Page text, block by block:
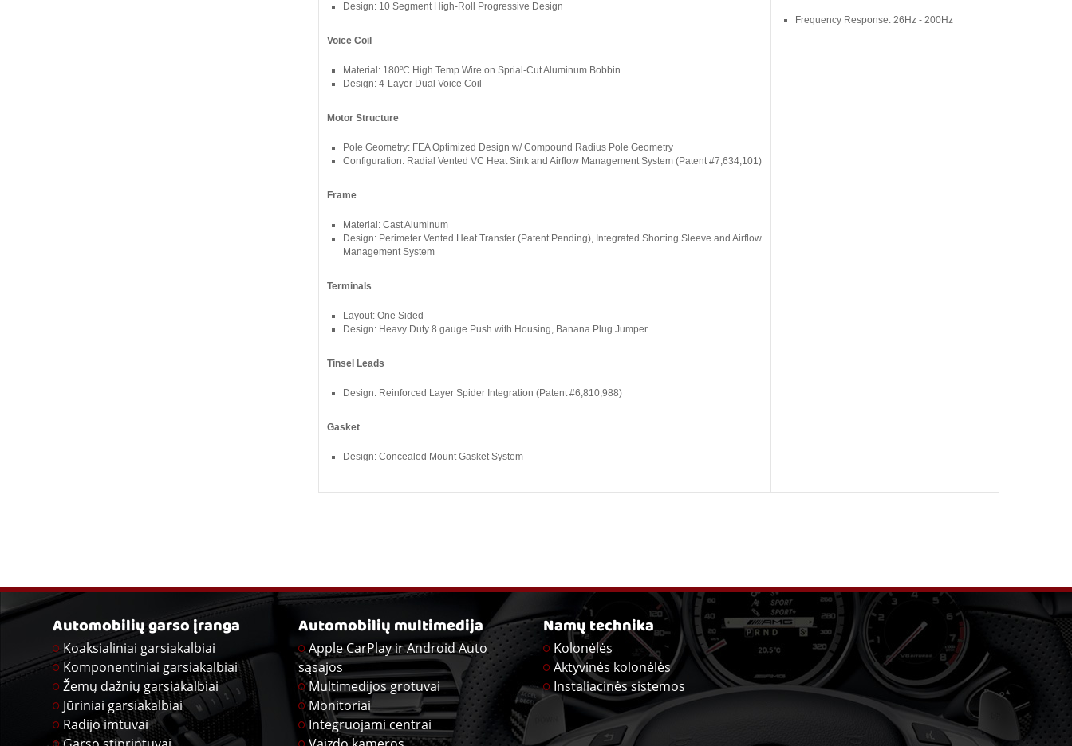
Design: 10 Segment High-Roll Progressive Design
Voice Coil
Material: 180ºC High Temp Wire on Sprial-Cut Aluminum Bobbin
Design: 4-Layer Dual Voice Coil
Motor Structure
Pole Geometry: FEA Optimized Design w/ Compound Radius Pole Geometry
Configuration: Radial Vented VC Heat Sink and Airflow Management System (Patent #7,634,101)
Frame
Material: Cast Aluminum
Design: Perimeter Vented Heat Transfer (Patent Pending), Integrated Shorting Sleeve and Airflow
Management System
Terminals
Layout: One Sided
Design: Heavy Duty 8 gauge Push with Housing, Banana Plug Jumper
Tinsel Leads
Design: Reinforced Layer Spider Integration (Patent #6,810,988)
Gasket
Design: Concealed Mount Gasket System
Frequency Response: 26Hz - 200Hz
Automobilių garso įranga
Koaksialiniai garsiakalbiai
Komponentiniai garsiakalbiai
Žemų dažnių garsiakalbiai
Jūriniai garsiakalbiai
Radijo imtuvai
Automobilių multimedija
Apple CarPlay ir Android Auto
sąsajos
Multimedijos grotuvai
Monitoriai
Integruojami centrai
Namų technika
Kolonėlės
Aktyvinės kolonėlės
Instaliacinės sistemos